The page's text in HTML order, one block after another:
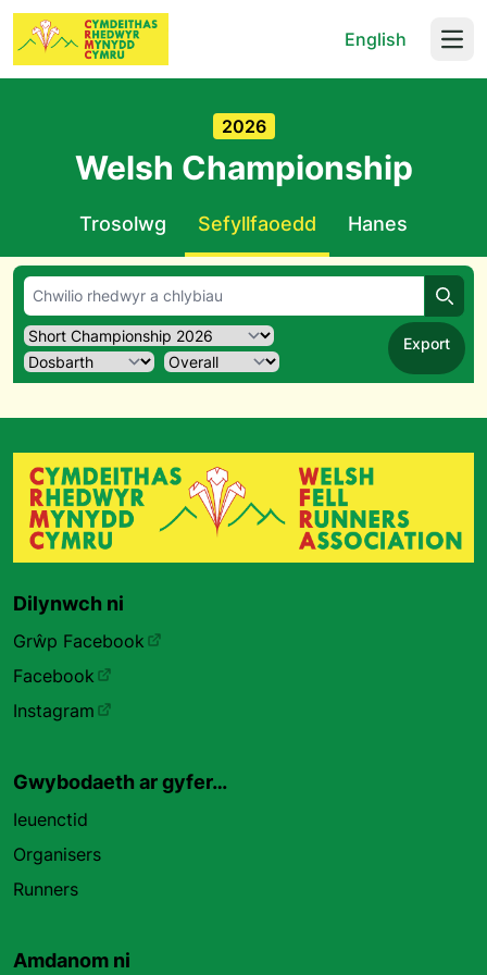
English
2026
Welsh Championship
Trosolwg Sefyllfaoedd Hanes
Export
Dilynwch ni
Grŵp Facebook
Facebook
Instagram
Gwybodaeth ar gyfer…
Ieuenctid
Organisers
Runners
Amdanom ni